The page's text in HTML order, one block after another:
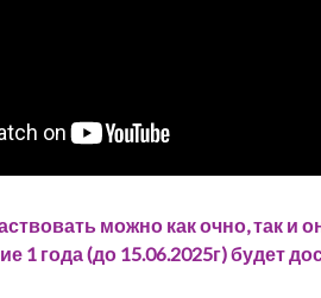
можно как очно, так и
1 года (до 15.06.2025г) будет